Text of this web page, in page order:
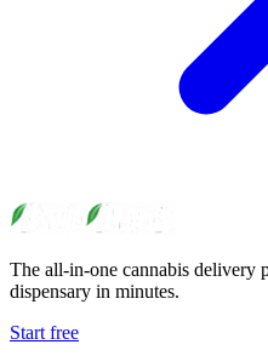
The all-in-one cannabis delivery
dispensary in minutes.
Start free